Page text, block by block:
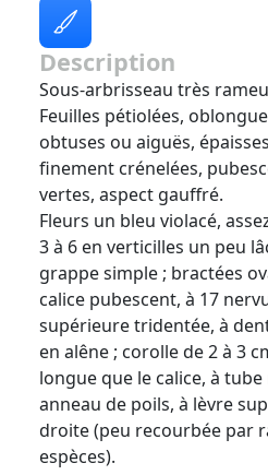
Description
Sous-arbrisseau très
Feuilles pétiolées,
obtuses ou aiguës,
finement crénelées,
vertes, aspect gauffré.
Fleurs un bleu violacé,
3 à 6 en verticilles un peu
grappe simple ; bractées
calice pubescent, à 17
supérieure tridentée, à
en alêne ; corolle de 2 à 3
longue que le calice, à
anneau de poils, à lèvre
droite (peu recourbée par
espèces).